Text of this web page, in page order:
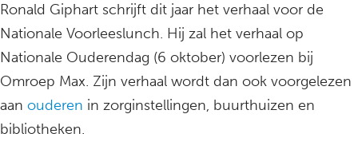
Ronald Giphart schrijft dit jaar het verhaal voor de
Nationale Voorleeslunch. Hij zal het verhaal op
Nationale Ouderendag (6 oktober) voorlezen bij
Omroep Max. Zijn verhaal wordt dan ook voorgelezen
aan ouderen in zorginstellingen, buurthuizen en
bibliotheken.